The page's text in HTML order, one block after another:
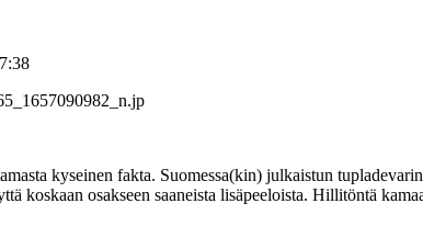
kyseinen fakta. Suomessa(kin) julkaistun
koskaan osakseen saaneista lisäpeeloista. Hillitöntä